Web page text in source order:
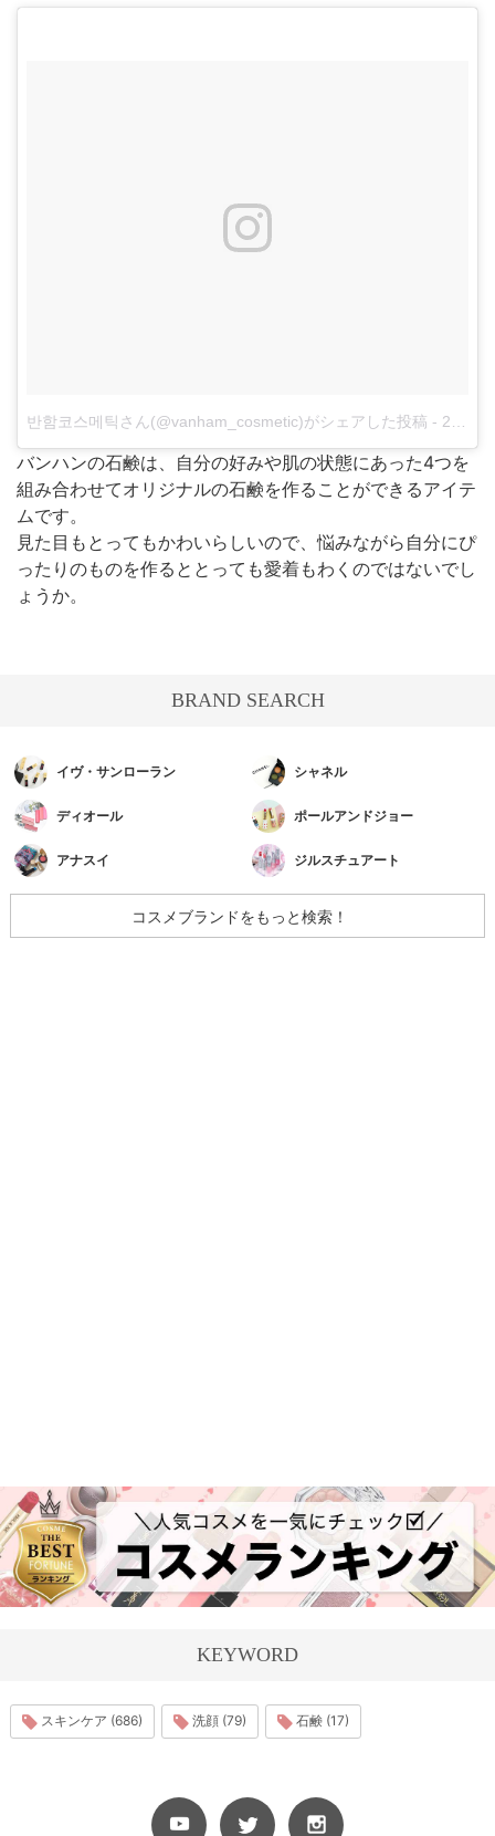
반함코스메틱さん(@vanham_cosmetic)がシェアした投稿 - 2018年 3月月13日午後4時49分PDT
バンハンの石鹸は、自分の好みや肌の状態にあった4つを
組み合わせてオリジナルの石鹸を作ることができるアイテ
ムです。
見た目もとってもかわいらしいので、悩みながら自分にぴ
ったりのものを作るととっても愛着もわくのではないでし
ょうか。
BRAND SEARCH
イヴ・サンローラン シャネル
ディオール ポールアンドジョー
アナスイ ジルスチュアート
コスメブランドをもっと検索！
KEYWORD
スキンケア (686) 洗顔 (79) 石鹸 (17)